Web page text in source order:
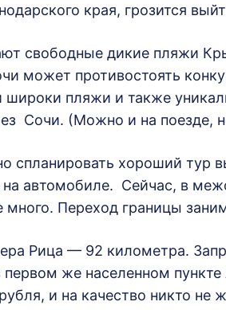
края, грозится
свободные дикие пляжи
может противостоять
пляжи и также
Сочи. (Можно и на поезде,
спланировать хороший тур
на автомобиле. Сейчас, в
много. Переход границы
Рица — 92 километра.
первом же населенном
и на качество никто не